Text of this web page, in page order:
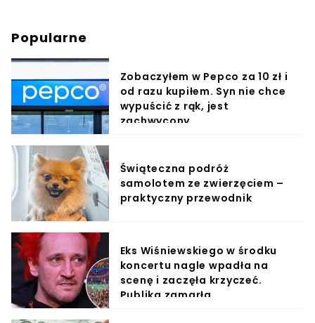
Popularne
Zobaczyłem w Pepco za 10 zł i
od razu kupiłem. Syn nie chce
wypuścić z rąk, jest
zachwycony
Świąteczna podróż
samolotem ze zwierzęciem –
praktyczny przewodnik
Eks Wiśniewskiego w środku
koncertu nagle wpadła na
scenę i zaczęła krzyczeć.
Publika zamarła